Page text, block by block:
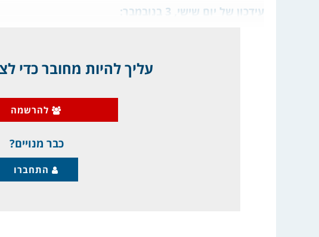
עידכון של יום שישי, 3 בנובמבר:
עליך להיות מחובר כדי
להרשמה
כבר מנויים?
התחברו